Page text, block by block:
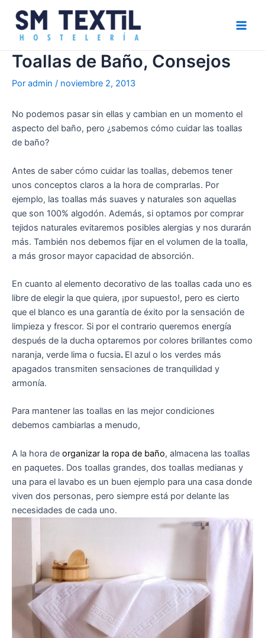
contenido
Toallas de Baño, Consejos
Por admin / noviembre 2, 2013
No podemos pasar sin ellas y cambian en un momento el
aspecto del baño, pero ¿sabemos cómo cuidar las toallas
de baño?
Antes de saber cómo cuidar las toallas, debemos tener
unos conceptos claros a la hora de comprarlas. Por
ejemplo, las toallas más suaves y naturales son aquellas
que son 100% algodón. Además, si optamos por comprar
tejidos naturales evitaremos posibles alergias y nos durarán
más. También nos debemos fijar en el volumen de la toalla,
a más grosor mayor capacidad de absorción.
En cuanto al elemento decorativo de las toallas cada uno es
libre de elegir la que quiera, ¡por supuesto!, pero es cierto
que el blanco es una garantía de éxito por la sensación de
limpieza y frescor. Si por el contrario queremos energía
después de la ducha optaremos por colores brillantes como
naranja, verde lima o fucsia. El azul o los verdes más
apagados transmiten sensaciones de tranquilidad y
armonía.
Para mantener las toallas en las mejor condiciones
debemos cambiarlas a menudo,
A la hora de organizar la ropa de baño, almacena las toallas
en paquetes. Dos toallas grandes, dos toallas medianas y
una para el lavabo es un buen ejemplo para una casa donde
viven dos personas, pero siempre está por delante las
necesidades de cada uno.
de
entradas